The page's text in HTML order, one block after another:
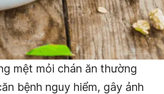
mệt mỏi chán ăn thường
bệnh nguy hiểm, gây ảnh